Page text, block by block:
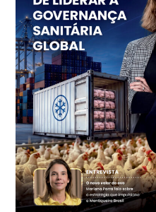
Ovo Vermelho - Regional
Vermelho
R$ 156,33
cx
Ovo Branco - Regional
Bastos (SP)
R$ 134,40
cx
Ovo Vermelho - Regional
Bastos (SP)
R$ 146,71
cx